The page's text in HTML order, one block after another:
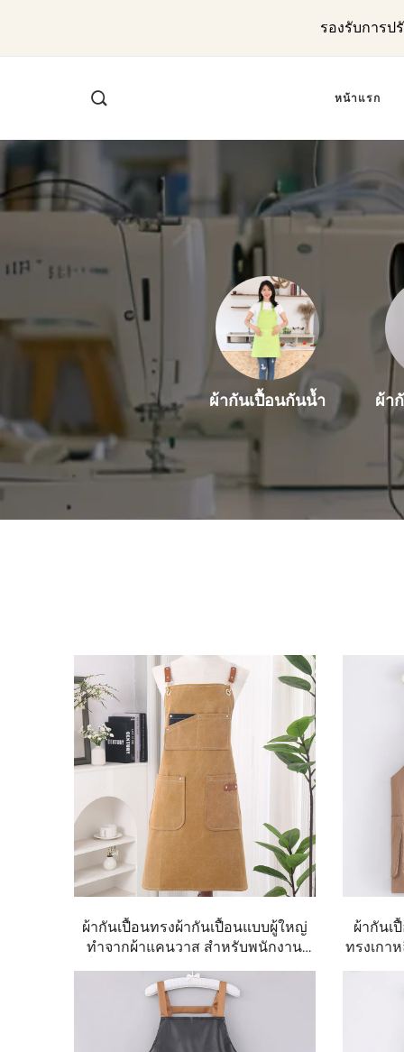
รองรับการป
หน้าแรก
ผ้ากันเปื้อนกันน้ำ ผ้า
ผ้ากันเปื้อนทรงผ้ากันเปื้อนแบบผู้ใหญ่
ทำจากผ้าแคนวาส สำหรับพนักงาน
ประกอบการ คาเฟ่ ภัตตาคาร และร้าน
อาหาร รวมถึงชุดพนักงานเสิร์ฟและ
เชฟ ทำจากผ้าฝ้าย
ผ้ากันเ
ทรงเกา